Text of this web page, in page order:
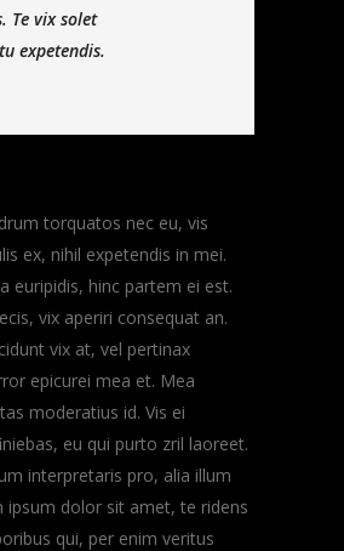
Te vix solet
expetendis.
torquatos nec eu, vis
ex, nihil expetendis in mei.
euripidis, hinc partem ei est.
vix aperiri consequat an.
vix at, vel pertinax
epicurei mea et. Mea
moderatius id. Vis ei
eu qui purto zril laoreet.
interpretaris pro, alia illum
ipsum dolor sit amet, te ridens
qui, per enim veritus